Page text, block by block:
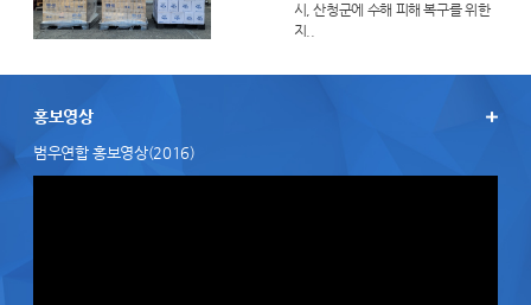
시, 산청군에 수해 피해 복구를 위한
지..
홍보영상
범우연합 홍보영상(2016)